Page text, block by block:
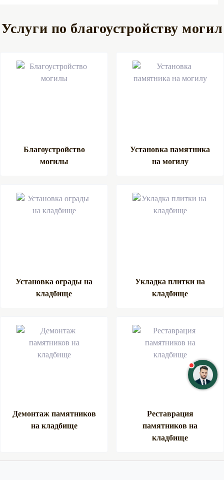
Услуги по благоустройству могил
Благоустройство
могилы
Установка памятника
на могилу
Установка ограды на
кладбище
Укладка плитки на
кладбище
Демонтаж памятников
на кладбище
Реставрация
памятников на
кладбище